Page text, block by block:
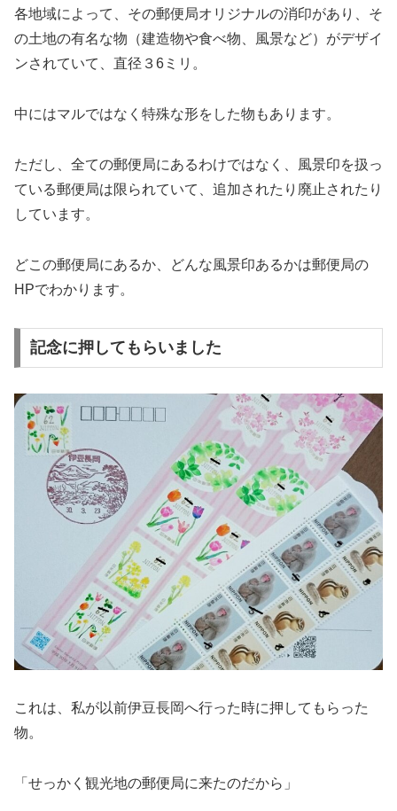
各地域によって、その郵便局オリジナルの消印があり、そ
の土地の有名な物（建造物や食べ物、風景など）がデザイ
ンされていて、直径３6ミリ。
中にはマルではなく特殊な形をした物もあります。
ただし、全ての郵便局にあるわけではなく、風景印を扱っ
ている郵便局は限られていて、追加されたり廃止されたり
しています。
どこの郵便局にあるか、どんな風景印あるかは郵便局の
HPでわかります。
記念に押してもらいました
これは、私が以前伊豆長岡へ行った時に押してもらった
物。
「せっかく観光地の郵便局に来たのだから」